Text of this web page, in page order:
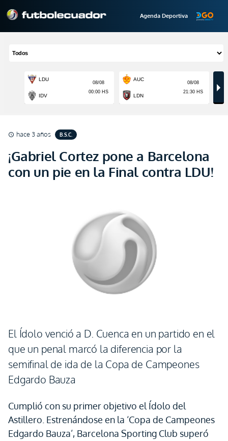
Agenda Deportiva
schedule hace 3 años B.S.C.
¡Gabriel Cortez pone a Barcelona
con un pie en la Final contra LDU!
El Ídolo venció a D. Cuenca en un partido en el
que un penal marcó la diferencia por la
semifinal de ida de la Copa de Campeones
Edgardo Bauza
Cumplió con su primer objetivo el Ídolo del
Astillero. Estrenándose en la ‘Copa de Campeones
Edgardo Bauza’, Barcelona Sporting Club superó